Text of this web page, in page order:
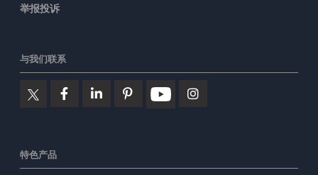
举报投诉
与我们联系
特色产品